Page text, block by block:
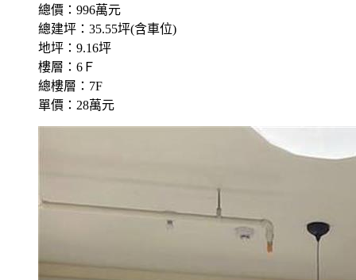
總價：996萬元
總建坪：35.55坪(含車位)
地坪：9.16坪
樓層：6Ｆ
總樓層：7F
單價：28萬元